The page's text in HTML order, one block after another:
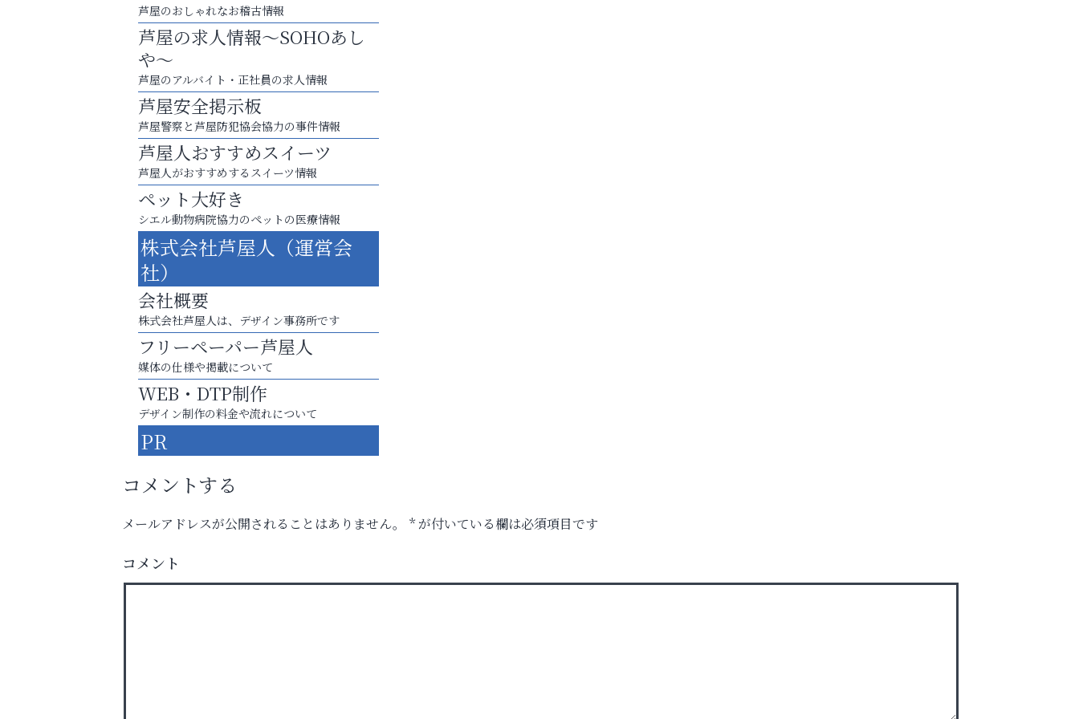
査定のプロが心を込めて出張査定
ご不要品の売却はトレファク出張買取へ
いわみ眼科
に知っておきたい子どもの近視対策～
芦屋のおしゃれなお稽古情報
芦屋の求人情報～SOHOあし
や～
芦屋のアルバイト・正社員の求人情報
芦屋安全掲示板
芦屋警察と芦屋防犯協会協力の事件情報
芦屋人おすすめスイーツ
芦屋人がおすすめするスイーツ情報
ペット大好き
シエル動物病院協力のペットの医療情報
株式会社芦屋人（運営会
社）
会社概要
株式会社芦屋人は、デザイン事務所です
フリーペーパー芦屋人
媒体の仕様や掲載について
WEB・DTP制作
デザイン制作の料金や流れについて
PR
コメントする
メールアドレスが公開されることはありません。 *が付いている欄は必須項目です
コメント